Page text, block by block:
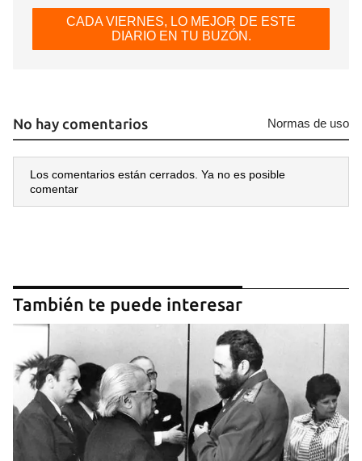
CADA VIERNES, LO MEJOR DE ESTE
DIARIO EN TU BUZÓN.
No hay comentarios Normas de uso
Los comentarios están cerrados. Ya no es posible
comentar
También te puede interesar